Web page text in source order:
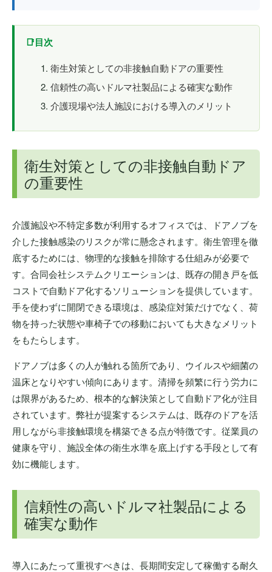
目次
衛生対策としての非接触自動ドアの重要性
信頼性の高いドルマ社製品による確実な動作
介護現場や法人施設における導入のメリット
衛生対策としての非接触自動ドア
の重要性
介護施設や不特定多数が利用するオフィスでは、ドアノブを
介した接触感染のリスクが常に懸念されます。衛生管理を徹
底するためには、物理的な接触を排除する仕組みが必要で
す。合同会社システムクリエーションは、既存の開き戸を低
コストで自動ドア化するソリューションを提供しています。
手を使わずに開閉できる環境は、感染症対策だけでなく、荷
物を持った状態や車椅子での移動においても大きなメリット
をもたらします。
ドアノブは多くの人が触れる箇所であり、ウイルスや細菌の
温床となりやすい傾向にあります。清掃を頻繁に行う労力に
は限界があるため、根本的な解決策として自動ドア化が注目
されています。弊社が提案するシステムは、既存のドアを活
用しながら非接触環境を構築できる点が特徴です。従業員の
健康を守り、施設全体の衛生水準を底上げする手段として有
効に機能します。
信頼性の高いドルマ社製品による
確実な動作
導入にあたって重視すべきは、長期間安定して稼働する耐久